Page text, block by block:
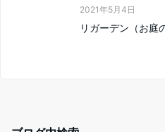
2021年5月4日
リガーデン（お庭